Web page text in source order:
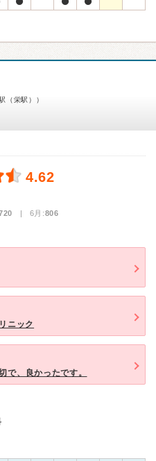
（栄駅））
4.62
| 6月:806
ニック
で、良かったです。